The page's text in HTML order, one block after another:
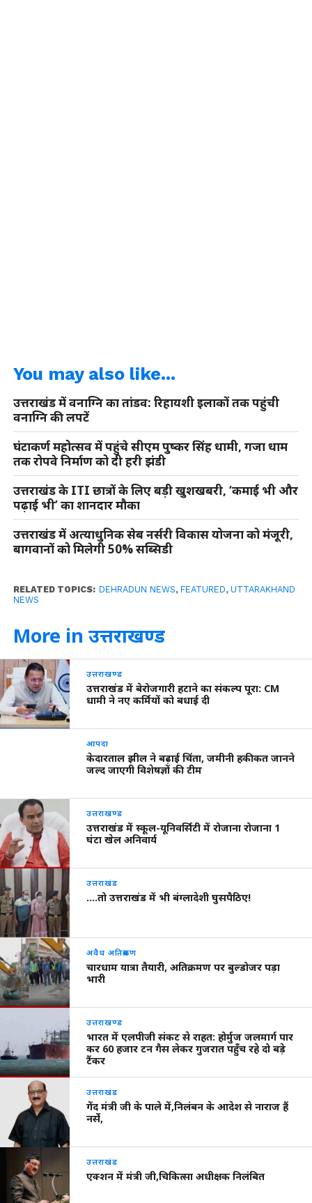
You may also like...
उत्तराखंड में वनाग्नि का तांडव: रिहायशी इलाकों तक पहुंची
वनाग्नि की लपटें
घंटाकर्ण महोत्सव में पहुंचे सीएम पुष्कर सिंह धामी, गजा धाम
तक रोपवे निर्माण को दी हरी झंडी
उत्तराखंड के ITI छात्रों के लिए बड़ी खुशखबरी, ‘कमाई भी और
पढ़ाई भी’ का शानदार मौका
उत्तराखंड में अत्याधुनिक सेब नर्सरी विकास योजना को मंजूरी,
बागवानों को मिलेगी 50% सब्सिडी
RELATED TOPICS: DEHRADUN NEWS, FEATURED, UTTARAKHAND
NEWS
More in उत्तराखण्ड
उत्तराखण्ड
उत्तराखंड में बेरोजगारी हटाने का संकल्प पूरा: CM
धामी ने नए कर्मियों को बधाई दी
आपदा
केदारताल झील ने बढ़ाई चिंता, जमीनी हकीकत जानने
जल्द जाएगी विशेषज्ञों की टीम
उत्तराखण्ड
उत्तराखंड में स्कूल-यूनिवर्सिटी में रोजाना रोजाना 1
घंटा खेल अनिवार्य
उत्तराखंड
….तो उत्तराखंड में भी बंग्लादेशी घुसपैठिए!
अवैध अतिक्रमण
चारधाम यात्रा तैयारी, अतिक्रमण पर बुल्डोजर पड़ा
भारी
उत्तराखण्ड
भारत में एलपीजी संकट से राहत: होर्मुज जलमार्ग पार
कर 60 हजार टन गैस लेकर गुजरात पहुँच रहे दो बड़े
टैंकर
उत्तराखंड
गेंद मंत्री जी के पाले में,निलंबन के आदेश से नाराज हैं
नर्से,
उत्तराखंड
एक्शन में मंत्री जी,चिकित्सा अधीक्षक निलंबित